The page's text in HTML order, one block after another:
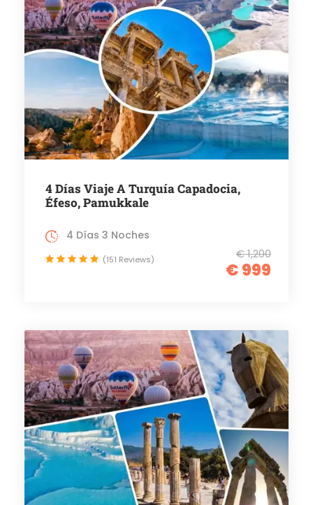
4 Días Viaje A Turquía Capadocia,
Éfeso, Pamukkale
€ 1,200
€ 999
4 Días 3 Noches
(151 Reviews)